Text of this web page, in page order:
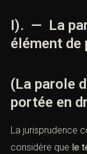
I). — La
élément de
(La parole
portée en
La jurisprudence
considère que le